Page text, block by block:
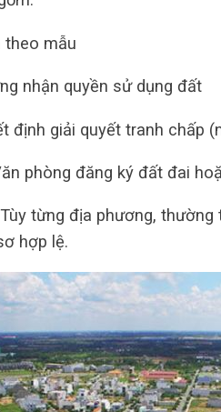
mẫu
nhận quyền sử dụng đất
định giải quyết tranh chấp
phòng đăng ký đất đai
từng địa phương,
hợp lệ.